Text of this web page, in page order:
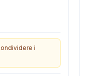
i